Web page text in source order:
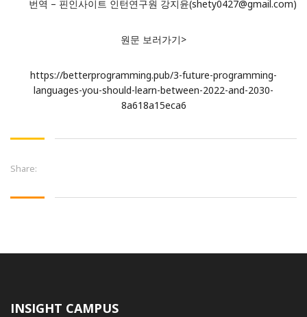
번역 – 핀인사이트 인턴연구원 강지윤(shety0427@gmail.com)
원문 보러가기>
https://betterprogramming.pub/3-future-programming-
languages-you-should-learn-between-2022-and-2030-
8a618a15eca6
Share:
INSIGHT CAMPUS